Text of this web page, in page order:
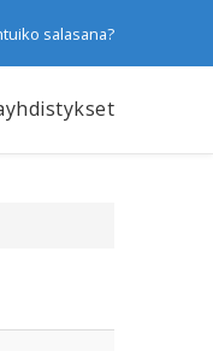
salasana?